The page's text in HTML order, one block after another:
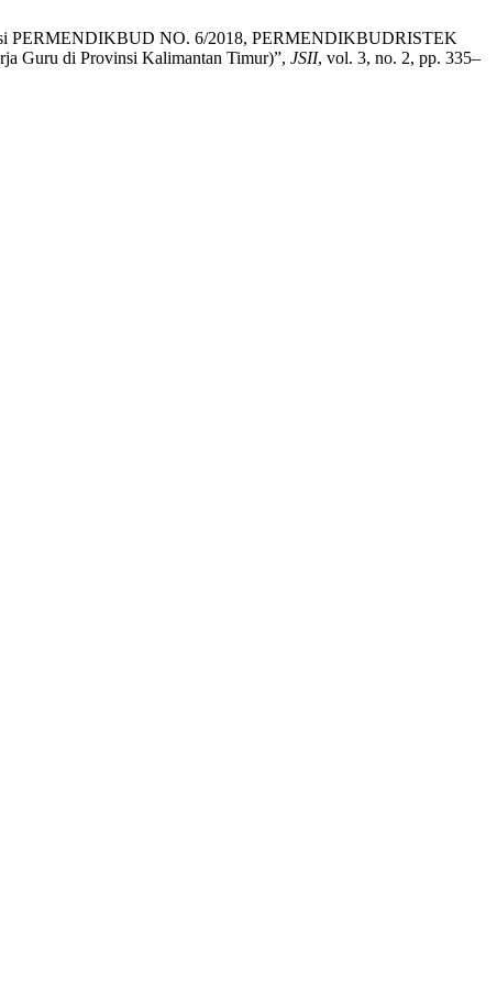
PERMENDIKBUD NO. 6/2018, PERMENDIKBUDRISTEK
Guru di Provinsi Kalimantan Timur)”, JSII, vol. 3, no. 2, pp. 335–